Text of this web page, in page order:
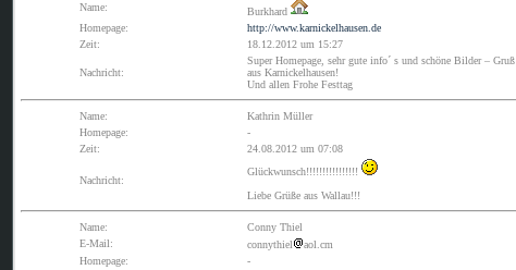
Name:
Burkhard
Homepage:
http://www.karnickelhausen.de
Zeit:
18.12.2012 um 15:27
Nachricht:
Super Homepage, sehr gute info´ s und schöne Bilder – Gruß
aus Karnickelhausen!
Und allen Frohe Festtag
Name:
Kathrin Müller
Homepage:
-
Zeit:
24.08.2012 um 07:08
Nachricht:
Glückwunsch!!!!!!!!!!!!!!!!
Liebe Grüße aus Wallau!!!
Name:
Conny Thiel
E-Mail:
connythiel
aol.cm
Homepage:
-